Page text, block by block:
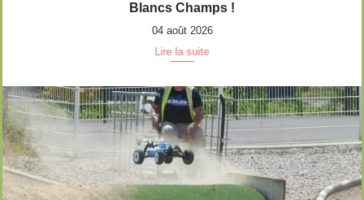
Blancs Champs !
04 août 2026
Lire la suite